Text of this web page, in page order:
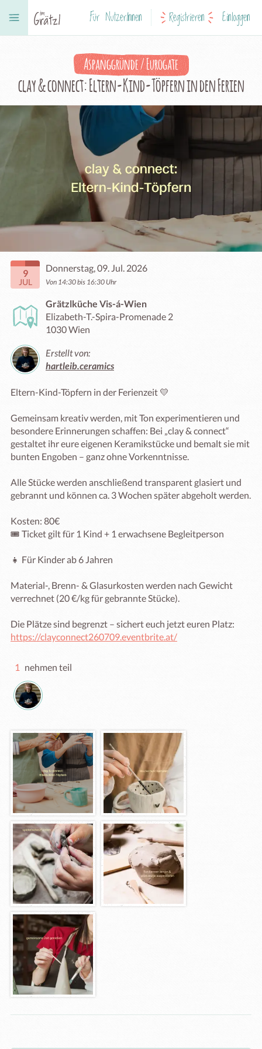
Für NutzerInnen Registrieren Einloggen
Aspanggründe / Eurogate
clay & connect: Eltern-Kind-Töpfern in den Ferien
9
JUL
Donnerstag, 09. Jul. 2026
Von 14:30 bis 16:30 Uhr
Grätzlküche Vis-á-Wien
Elizabeth-T.-Spira-Promenade 2
1030 Wien
Erstellt von:
hartleib.ceramics
Eltern-Kind-Töpfern in der Ferienzeit 💛
Gemeinsam kreativ werden, mit Ton experimentieren und
besondere Erinnerungen schaffen: Bei „clay & connect“
gestaltet ihr eure eigenen Keramikstücke und bemalt sie mit
bunten Engoben – ganz ohne Vorkenntnisse.
Alle Stücke werden anschließend transparent glasiert und
gebrannt und können ca. 3 Wochen später abgeholt werden.
Kosten: 80€
🎟 Ticket gilt für 1 Kind + 1 erwachsene Begleitperson
👧 Für Kinder ab 6 Jahren
Material-, Brenn- & Glasurkosten werden nach Gewicht
verrechnet (20 €/kg für gebrannte Stücke).
https://clayconnect260709.eventbrite.at/
1 nehmen teil